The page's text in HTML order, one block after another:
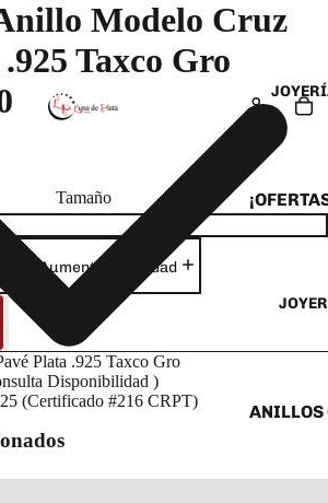
ANILLOS
ANILLOS
ARETES
Modelo Cruz
Taxco Gro
Tamaño
Aumentar cantidad
Plata .925 Taxco Gro
Disponibilidad )
(Certificado #216 CRPT)